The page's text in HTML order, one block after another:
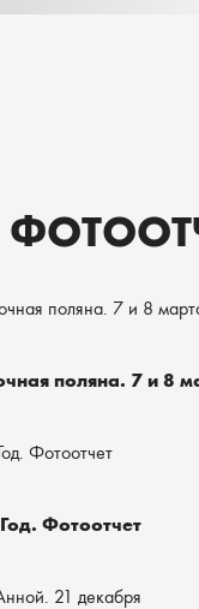
поляна. 7 и 8
Фотоотчет